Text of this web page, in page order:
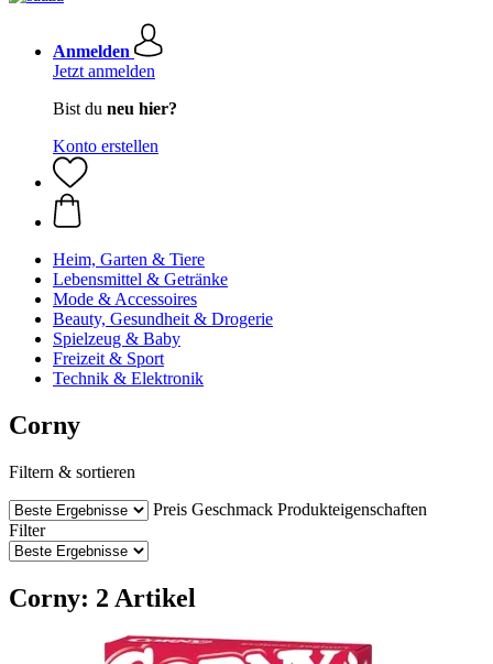
Anmelden
Jetzt anmelden
Bist du neu hier?
Konto erstellen
Heim, Garten & Tiere
Lebensmittel & Getränke
Mode & Accessoires
Beauty, Gesundheit & Drogerie
Spielzeug & Baby
Freizeit & Sport
Technik & Elektronik
Corny
Filtern & sortieren
Preis Geschmack Produkteigenschaften
Filter
Corny: 2 Artikel